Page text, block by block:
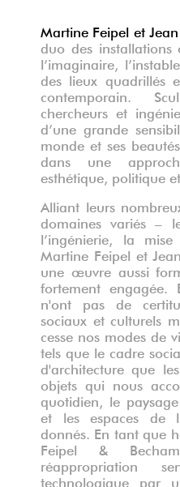
Martine Feipel et Jean
duo des installations
l’imaginaire,
des lieux quadrillés
contemporain.
chercheurs et
d’une grande
monde et ses
dans une
esthétique, politique
Alliant leurs
domaines variés –
l’ingénierie, la
Martine Feipel et
une œuvre aussi
fortement engagée.
n'ont pas de
sociaux et culturels
cesse nos modes de
tels que le cadre
d'architecture que
objets qui nous
quotidien, le
et les espaces de
donnés. En tant que
Feipel &
réappropriation
technologique par